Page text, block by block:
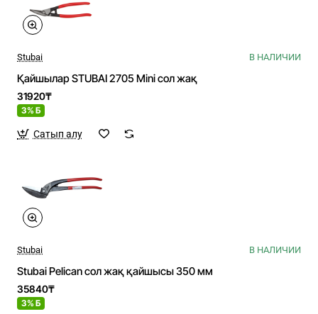
Stubai В НАЛИЧИИ
Қайшылар STUBAI 2705 Mini сол жақ
31920₸
3% Б
Сатып алу
Stubai В НАЛИЧИИ
Stubai Pelican сол жақ қайшысы 350 мм
35840₸
3% Б